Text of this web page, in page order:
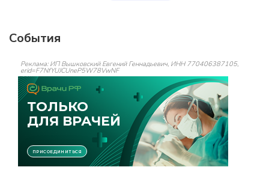
События
Реклама: ИП Вышковский Евгений Геннадьевич, ИНН 770406387105,
erid=F7NfYUJCUneP5W78VwNF